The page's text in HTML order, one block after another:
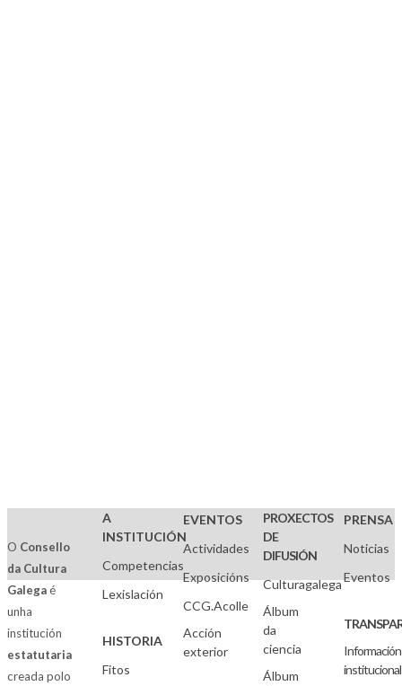
O Consello
da Cultura
Galegaé
unha
institución
estatutaria
creada polo
A
INSTITUCIÓN
Competencias
Lexislación
HISTORIA
Fitos
EVENTOS
Actividades
Exposicións
CCG.Acolle
Acción
exterior
PROXECTOS
DE
DIFUSIÓN
Culturagalega
Álbum
da
ciencia
Álbum
PRENSA
Noticias
Eventos
Información
institucional